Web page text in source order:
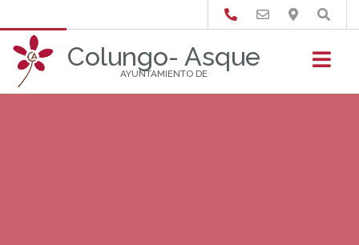
Colungo- Asque
AYUNTAMIENTO DE
Buscar